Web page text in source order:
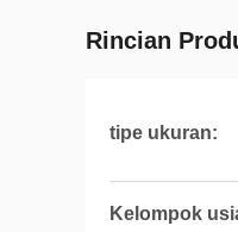
Rincian
tipe ukuran:
Kelompok